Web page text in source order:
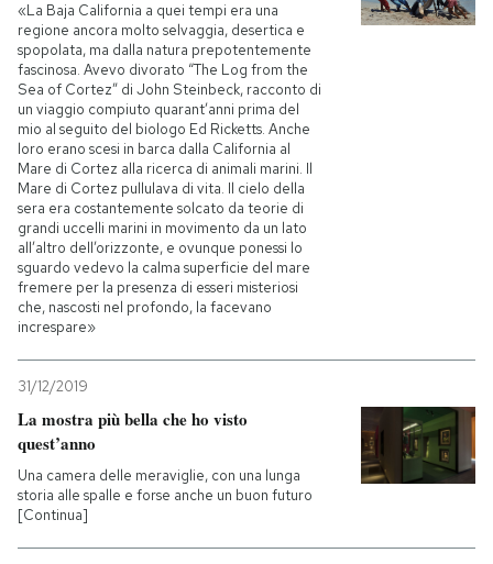
«La Baja California a quei tempi era una
regione ancora molto selvaggia, desertica e
spopolata, ma dalla natura prepotentemente
fascinosa. Avevo divorato “The Log from the
Sea of Cortez” di John Steinbeck, racconto di
un viaggio compiuto quarant’anni prima del
mio al seguito del biologo Ed Ricketts. Anche
loro erano scesi in barca dalla California al
Mare di Cortez alla ricerca di animali marini. Il
Mare di Cortez pullulava di vita. Il cielo della
sera era costantemente solcato da teorie di
grandi uccelli marini in movimento da un lato
all’altro dell’orizzonte, e ovunque ponessi lo
sguardo vedevo la calma superficie del mare
fremere per la presenza di esseri misteriosi
che, nascosti nel profondo, la facevano
increspare»
31/12/2019
La mostra più bella che ho visto
quest’anno
Una camera delle meraviglie, con una lunga
storia alle spalle e forse anche un buon futuro
[Continua]